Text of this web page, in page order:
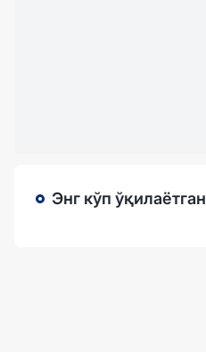
Энг кўп ўқилаётган